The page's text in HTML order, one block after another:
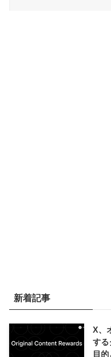
新着記事
X、
する
目